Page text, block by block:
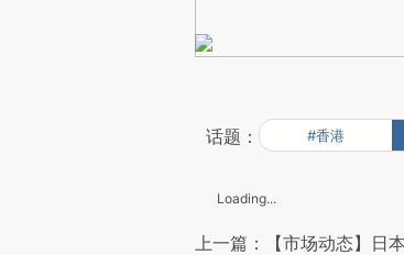
话题： #香港
Loading...
上一篇：【市场动态】日